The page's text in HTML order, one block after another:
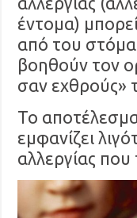
έντομα)
από του
βοηθούν τον
σαν εχθρούς»
Το
εμφανίζει
αλλεργίας